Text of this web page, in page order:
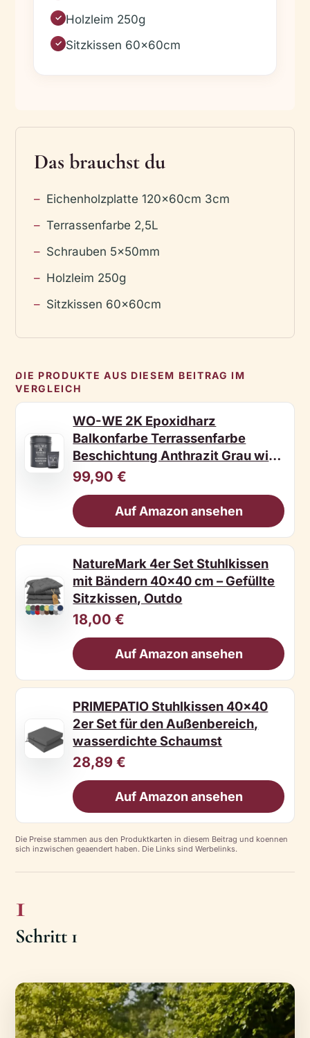
✓ Holzleim 250g
✓ Sitzkissen 60x60cm
Das brauchst du
Eichenholzplatte 120x60cm 3cm
Terrassenfarbe 2,5L
Schrauben 5x50mm
Holzleim 250g
Sitzkissen 60x60cm
DIE PRODUKTE AUS DIESEM BEITRAG IM
VERGLEICH
WO-WE 2K Epoxidharz
Balkonfarbe Terrassenfarbe
Beschichtung Anthrazit Grau wie
R
99,90 €
Auf Amazon ansehen
NatureMark 4er Set Stuhlkissen
mit Bändern 40x40 cm – Gefüllte
Sitzkissen, Outdo
18,00 €
Auf Amazon ansehen
PRIMEPATIO Stuhlkissen 40x40
2er Set für den Außenbereich,
wasserdichte Schaumst
28,89 €
Auf Amazon ansehen
Die Preise stammen aus den Produktkarten in diesem Beitrag und koennen
sich inzwischen geaendert haben. Die Links sind Werbelinks.
1
Schritt 1